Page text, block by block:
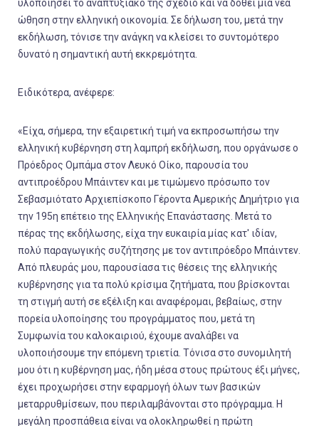
υλοποιήσει το αναπτυξιακό της σχέδιο και να δοθεί μια νέα
ώθηση στην ελληνική οικονομία. Σε δήλωση του, μετά την
εκδήλωση, τόνισε την ανάγκη να κλείσει το συντομότερο
δυνατό η σημαντική αυτή εκκρεμότητα.
Ειδικότερα, ανέφερε:
«Είχα, σήμερα, την εξαιρετική τιμή να εκπροσωπήσω την
ελληνική κυβέρνηση στη λαμπρή εκδήλωση, που οργάνωσε ο
Πρόεδρος Ομπάμα στον Λευκό Οίκο, παρουσία του
αντιπροέδρου Μπάιντεν και με τιμώμενο πρόσωπο τον
Σεβασμιότατο Αρχιεπίσκοπο Γέροντα Αμερικής Δημήτριο για
την 195η επέτειο της Ελληνικής Επανάστασης. Μετά το
πέρας της εκδήλωσης, είχα την ευκαιρία μίας κατ' ιδίαν,
πολύ παραγωγικής συζήτησης με τον αντιπρόεδρο Μπάιντεν.
Από πλευράς μου, παρουσίασα τις θέσεις της ελληνικής
κυβέρνησης για τα πολύ κρίσιμα ζητήματα, που βρίσκονται
τη στιγμή αυτή σε εξέλιξη και αναφέρομαι, βεβαίως, στην
πορεία υλοποίησης του προγράμματος που, μετά τη
Συμφωνία του καλοκαιριού, έχουμε αναλάβει να
υλοποιήσουμε την επόμενη τριετία. Τόνισα στο συνομιλητή
μου ότι η κυβέρνηση μας, ήδη μέσα στους πρώτους έξι μήνες,
έχει προχωρήσει στην εφαρμογή όλων των βασικών
μεταρρυθμίσεων, που περιλαμβάνονται στο πρόγραμμα. Η
μεγάλη προσπάθεια είναι να ολοκληρωθεί η πρώτη